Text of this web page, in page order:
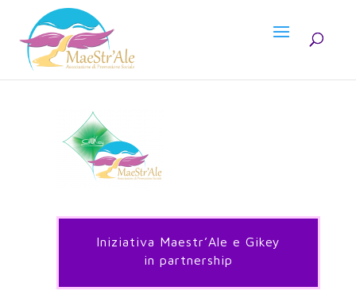
Iniziativa Maestr’Ale e Gikey
in partnership